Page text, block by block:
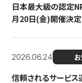
日本最大級の認定
月20日(金)開催決定
2026.06.24
信頼されるサービ